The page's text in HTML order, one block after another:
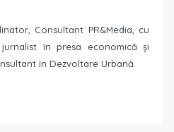
Consultant PR&Media, cu
în presa economică și
în Dezvoltare Urbană.